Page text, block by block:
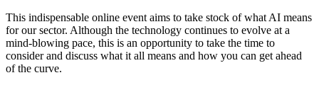
This indispensable online event aims to take stock of what AI means
for our sector. Although the technology continues to evolve at a
mind-blowing pace, this is an opportunity to take the time to
consider and discuss what it all means and how you can get ahead
of the curve.